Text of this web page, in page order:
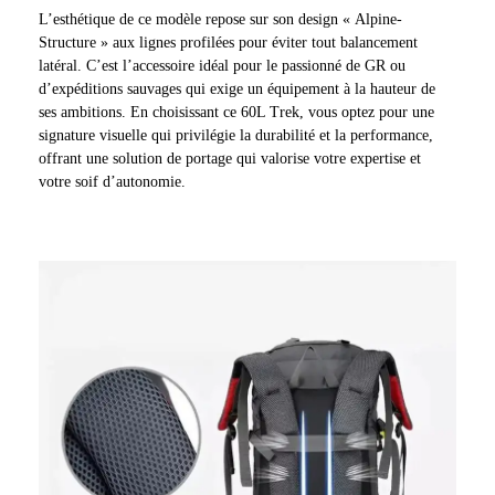
L’esthétique de ce modèle repose sur son design « Alpine-
Structure » aux lignes profilées pour éviter tout balancement
latéral. C’est l’accessoire idéal pour le passionné de GR ou
d’expéditions sauvages qui exige un équipement à la hauteur de
ses ambitions. En choisissant ce 60L Trek, vous optez pour une
signature visuelle qui privilégie la durabilité et la performance,
offrant une solution de portage qui valorise votre expertise et
votre soif d’autonomie.